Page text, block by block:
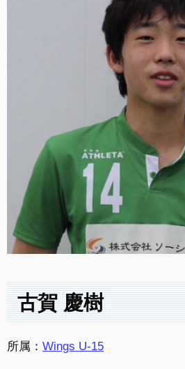
古賀 慶樹
所属： Wings U-15